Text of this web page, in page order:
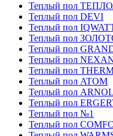
Теплый пол
Теплый пол DEVI
Теплый пол
Теплый пол
Теплый пол
Теплый пол
Теплый пол
Теплый пол ATOM
Теплый пол
Теплый пол
Теплый пол №1
Теплый пол